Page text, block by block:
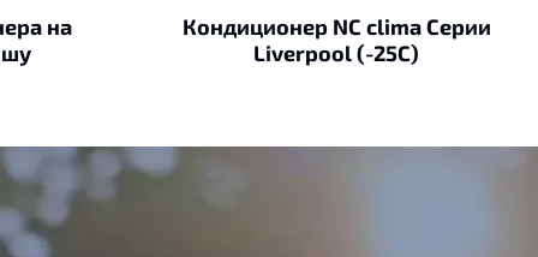
на
Кондиционер NC clima Серии
Liverpool (-25C)